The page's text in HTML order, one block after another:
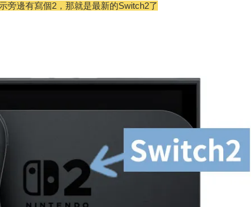
旁邊有寫個2，那就是最新的Switch2了